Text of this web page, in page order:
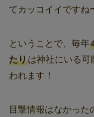
てカッコイイですね
ということで、毎年
たりは神社にいる可
われます！
目撃情報はなかった